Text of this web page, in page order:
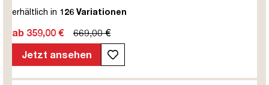
höhenverstellbar | Kindersicherung | Metall | Holz |
unmontiert | TÜV© mobiles Arbeiten | bis zu 80 kg | Y-Line |
erhältlich in 126 Variationen
ab 359,00 €
669,00 €
Jetzt ansehen